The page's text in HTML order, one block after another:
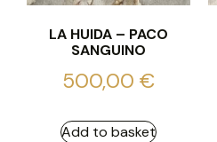
LA HUIDA – PACO
SANGUINO
500,00 €
Add to basket